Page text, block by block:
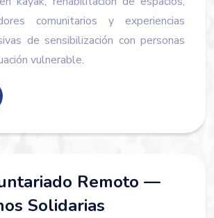
comunitarios y experiencias
de sensibilización con personas
vulnerable.
Remoto —
Solidarias